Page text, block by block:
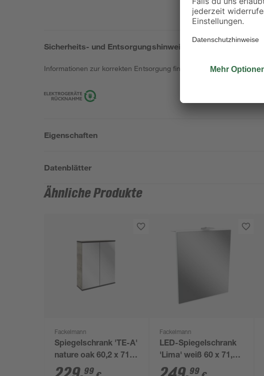
Sicherheits- und Entsorgungshinweise
Informationen zur korrekten Entsorgung findest du hier.
Eigenschaften
Datenblätter
Ähnliche Produkte
Fackelmann
Spiegelschrank 'TE-A'
nature oak 60,2 x 71,3
x 20 cm 99
Fackelmann
LED-Spiegelschrank
'Lima' weiß 60 x 71,2
x 15,3 cm
99